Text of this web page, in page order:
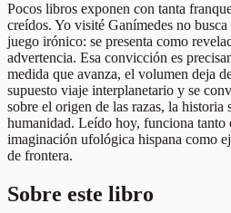
Pocos libros exponen con tanta
creídos. Yo visité Ganímedes no
juego irónico: se presenta como
advertencia. Esa convicción es
medida que avanza, el volumen deja
supuesto viaje interplanetario y se
sobre el origen de las razas, la
humanidad. Leído hoy, funciona tanto
imaginación ufológica hispana como
de frontera.
Sobre este libro